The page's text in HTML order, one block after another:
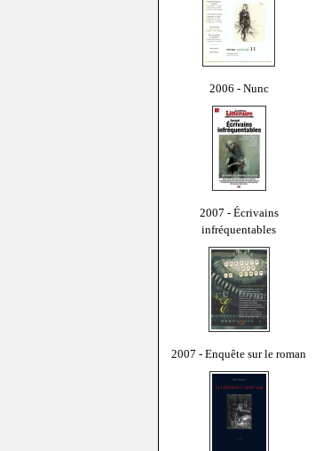
2006 - Nunc
2007 - Écrivains
infréquentables
2007 - Enquête sur le roman